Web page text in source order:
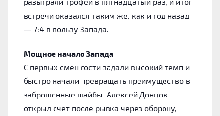
встречи оказался таким же, как и год назад
— 7:4 в пользу Запада.
Мощное начало Запада
С первых смен гости задали высокий темп и
быстро начали превращать преимущество в
заброшенные шайбы. Алексей Донцов
открыл счёт после рывка через оборону,